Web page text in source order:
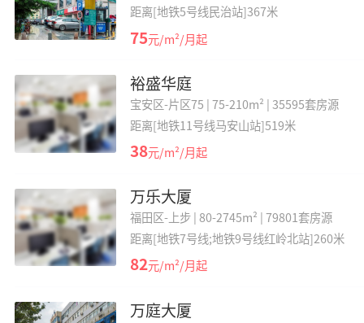
距离[地铁5号线民治站]367米
75元/m²/月起
裕盛华庭
宝安区-片区75 |75-210m² |35595套房源
距离[地铁11号线马安山站]519米
38元/m²/月起
万乐大厦
福田区-上步 |80-2745m² |79801套房源
距离[地铁7号线;地铁9号线红岭北站]260米
82元/m²/月起
万庭大厦